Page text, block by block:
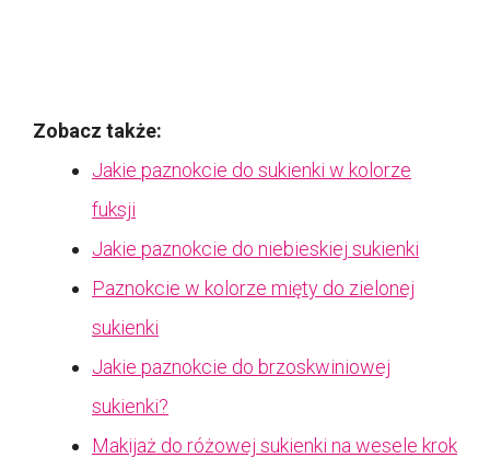
Zobacz także:
Jakie paznokcie do sukienki w kolorze
fuksji
Jakie paznokcie do niebieskiej sukienki
Paznokcie w kolorze mięty do zielonej
sukienki
Jakie paznokcie do brzoskwiniowej
sukienki?
Makijaż do różowej sukienki na wesele krok